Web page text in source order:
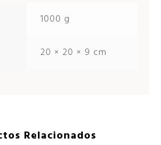
1000 g
20 × 20 × 9 cm
Relacionados